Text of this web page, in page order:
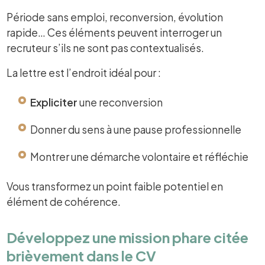
Période sans emploi, reconversion, évolution
rapide… Ces éléments peuvent interroger un
recruteur s’ils ne sont pas contextualisés.
La lettre est l’endroit idéal pour :
Expliciterune reconversion
Donner du sens à une pause professionnelle
Montrer une démarche volontaire et réfléchie
Vous transformez un point faible potentiel en
élément de cohérence.
Développez une mission phare citée
brièvement dans le CV